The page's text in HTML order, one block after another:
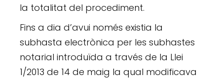
la totalitat del procediment.
Fins a dia d’avui només existia la
subhasta electrònica per les subhastes
notarial introduïda a través de la Llei
1/2013 de 14 de maig la qual modificava